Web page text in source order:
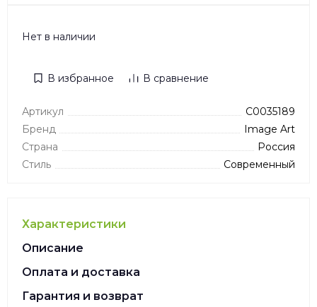
Нет в наличии
В избранное В сравнение
Артикул
C0035189
Бренд
Image Art
Страна
Россия
Стиль
Современный
Характеристики
Описание
Оплата и доставка
Гарантия и возврат